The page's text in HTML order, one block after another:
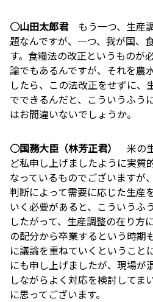
○山田太郎君もう一つ、生産
題なんですが、一つ、我が国、
す。食糧法の改正というものが
論でもあるんですが、それを農
したら、この法改正をせずに、
でできるんだと、こういうふう
はお間違いないでしょうか。
○国務大臣（林芳正君）
米の
ど私申し上げましたように実質
なっているものでございますが
判断によって需要に応じた生産
いく必要があると、こういうふ
したがって、生産調整の在り方
の配分から卒業するという時期
に議論を重ねていくということ
にも申し上げましたが、現場が
しながらよく対応を検討してま
に思ってございます。